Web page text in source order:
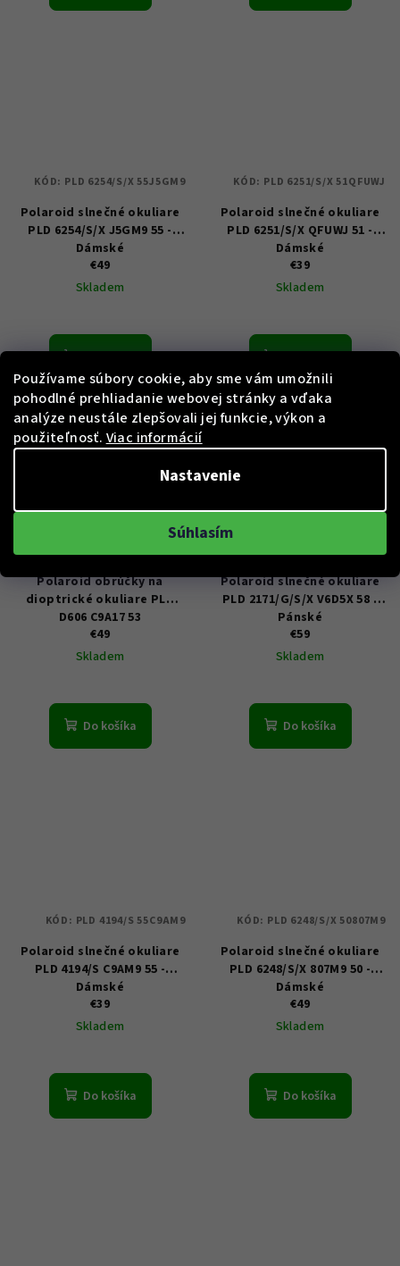
Používame súbory cookie, aby sme vám umožnili
pohodlné prehliadanie webovej stránky a vďaka
analýze neustále zlepšovali jej funkcie, výkon a
použiteľnosť. Viac informácií
Nastavenie
Súhlasím
Polaroid slnečné okuliare
PLD 6254/S/X J5GM9 55 -
Dámské
€49
Skladem
Do košíka
KÓD: PLD 6254/S/X 55J5GM9
Polaroid slnečné okuliare
PLD 6251/S/X QFUWJ 51 -
Dámské
€39
Skladem
Do košíka
KÓD: PLD 6251/S/X 51QFUWJ
Polaroid obrúčky na
dioptrické okuliare PLD
D606 C9A17 53
€49
Skladem
Do košíka
Polaroid slnečné okuliare
PLD 2171/G/S/X V6D5X 58 -
Pánské
€59
Skladem
Do košíka
PLD 2171/G/S/X 58V6D5X
Polaroid slnečné okuliare
PLD 4194/S C9AM9 55 -
Dámské
€39
Skladem
Do košíka
KÓD: PLD 4194/S 55C9AM9
Polaroid slnečné okuliare
PLD 6248/S/X 807M9 50 -
Dámské
€49
Skladem
Do košíka
KÓD: PLD 6248/S/X 50807M9